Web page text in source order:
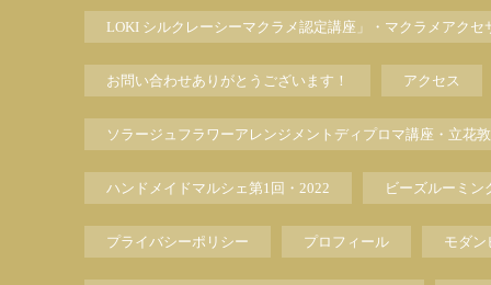
LOKI シルクレーシーマクラメ認定講座」・マクラメアクセ
お問い合わせありがとうございます！ アクセス
ソラージュフラワーアレンジメントディプロマ講座・立花
ハンドメイドマルシェ第1回・2022 ビーズルーミン
プライバシーポリシー プロフィール モダン